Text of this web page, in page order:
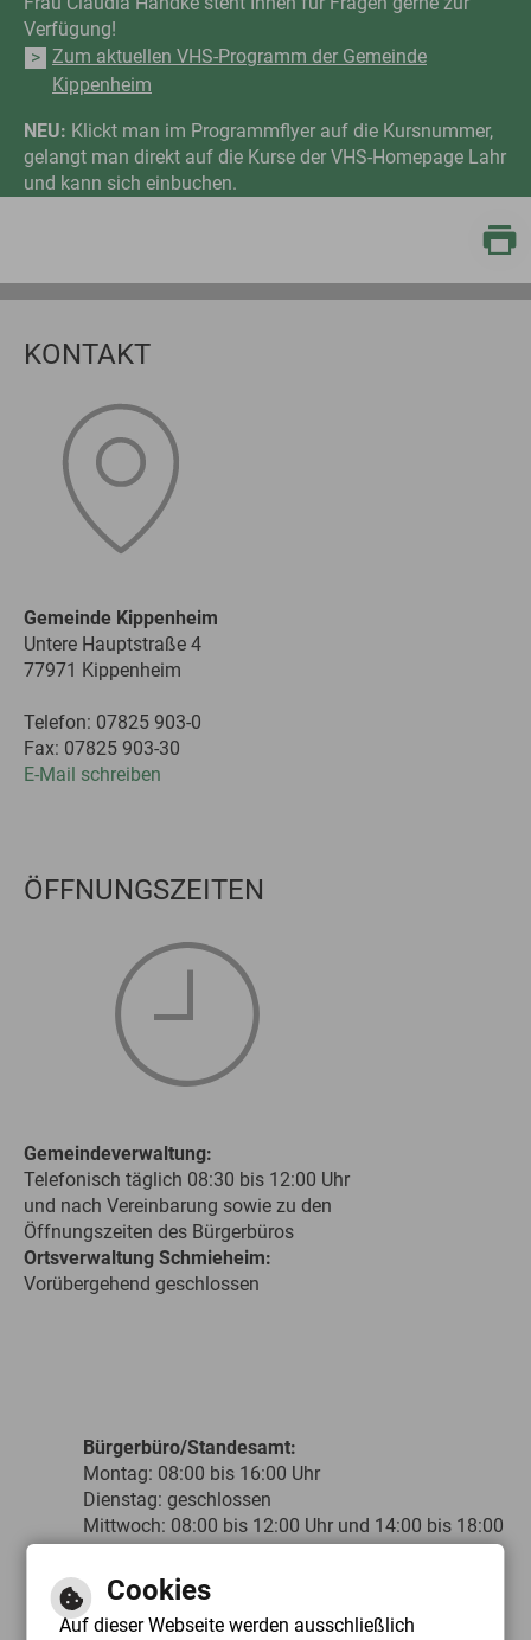
Verfügung!
Zum aktuellen VHS-Programm der Gemeinde
Kippenheim
NEU: Klickt man im Programmflyer auf die Kursnummer,
gelangt man direkt auf die Kurse der VHS-Homepage Lahr
und kann sich einbuchen.
KONTAKT
Gemeinde Kippenheim
Untere Hauptstraße 4
77971 Kippenheim
Telefon: 07825 903-0
Fax: 07825 903-30
E-Mail schreiben
ÖFFNUNGSZEITEN
Gemeindeverwaltung:
Telefonisch täglich 08:30 bis 12:00 Uhr
und nach Vereinbarung sowie zu den
Öffnungszeiten des Bürgerbüros
Ortsverwaltung Schmieheim:
Vorübergehend geschlossen
Bürgerbüro/Standesamt:
Montag: 08:00 bis 16:00 Uhr
Dienstag: geschlossen
Mittwoch: 08:00 bis 12:00 Uhr und 14:00 bis 18:00
Donnerstag: geschlossen
Freitag: 08:00 bis 12:00 Uhr
Cookies
Auf dieser Webseite werden ausschließlich